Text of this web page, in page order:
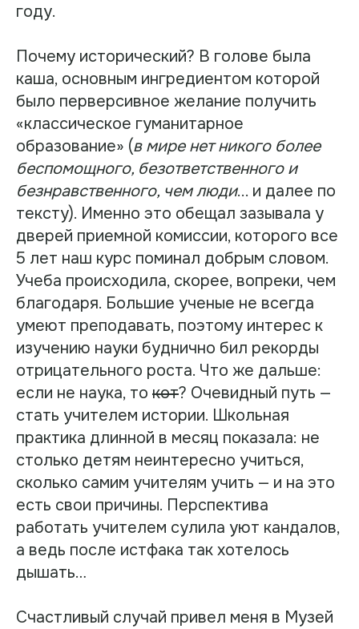
году.
Почему исторический? В голове была
каша, основным ингредиентом которой
было перверсивное желание получить
«классическое гуманитарное
образование» (в мире нет никого более
беспомощного, безответственного и
безнравственного, чем люди... и далее по
тексту). Именно это обещал зазывала у
дверей приемной комиссии, которого все
5 лет наш курс поминал добрым словом.
Учеба происходила, скорее, вопреки, чем
благодаря. Большие ученые не всегда
умеют преподавать, поэтому интерес к
изучению науки буднично бил рекорды
отрицательного роста. Что же дальше:
если не наука, то кот? Очевидный путь —
стать учителем истории. Школьная
практика длинной в месяц показала: не
столько детям неинтересно учиться,
сколько самим учителям учить — и на это
есть свои причины. Перспектива
работать учителем сулила уют кандалов,
а ведь после истфака так хотелось
дышать…
Счастливый случай привел меня в Музей